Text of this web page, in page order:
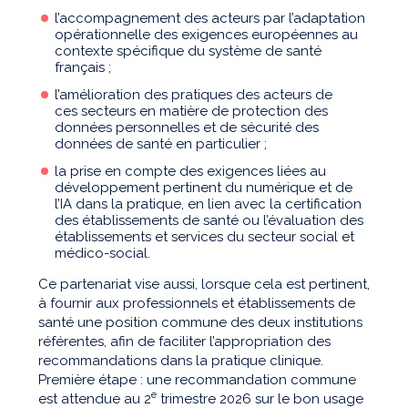
l’accompagnement des acteurs par l’adaptation
opérationnelle des exigences européennes au
contexte spécifique du système de santé
français ;
l’amélioration des pratiques des acteurs de
ces secteurs en matière de protection des
données personnelles et de sécurité des
données de santé en particulier ;
la prise en compte des exigences liées au
développement pertinent du numérique et de
l’IA dans la pratique, en lien avec la certification
des établissements de santé ou l’évaluation des
établissements et services du secteur social et
médico-social.
Ce partenariat vise aussi, lorsque cela est pertinent,
à fournir aux professionnels et établissements de
santé une position commune des deux institutions
référentes, afin de faciliter l’appropriation des
recommandations dans la pratique clinique.
Première étape : une recommandation commune
est attendue au 2e trimestre 2026 sur le bon usage